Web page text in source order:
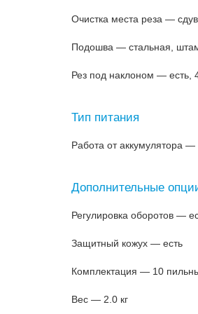
Очистка места реза —
Подошва — стальная,
Рез под наклоном — есть,
Тип питания
Работа от аккумулятора —
Дополнительные
Регулировка оборотов —
Защитный кожух — есть
Комплектация — 10
Вес — 2.0 кг